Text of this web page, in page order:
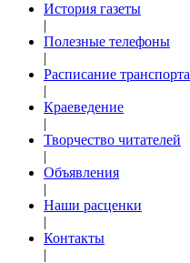
История газеты
|
Полезные телефоны
|
Расписание транспорта
|
Краеведение
|
Творчество читателей
|
Объявления
|
Наши расценки
|
Контакты
|